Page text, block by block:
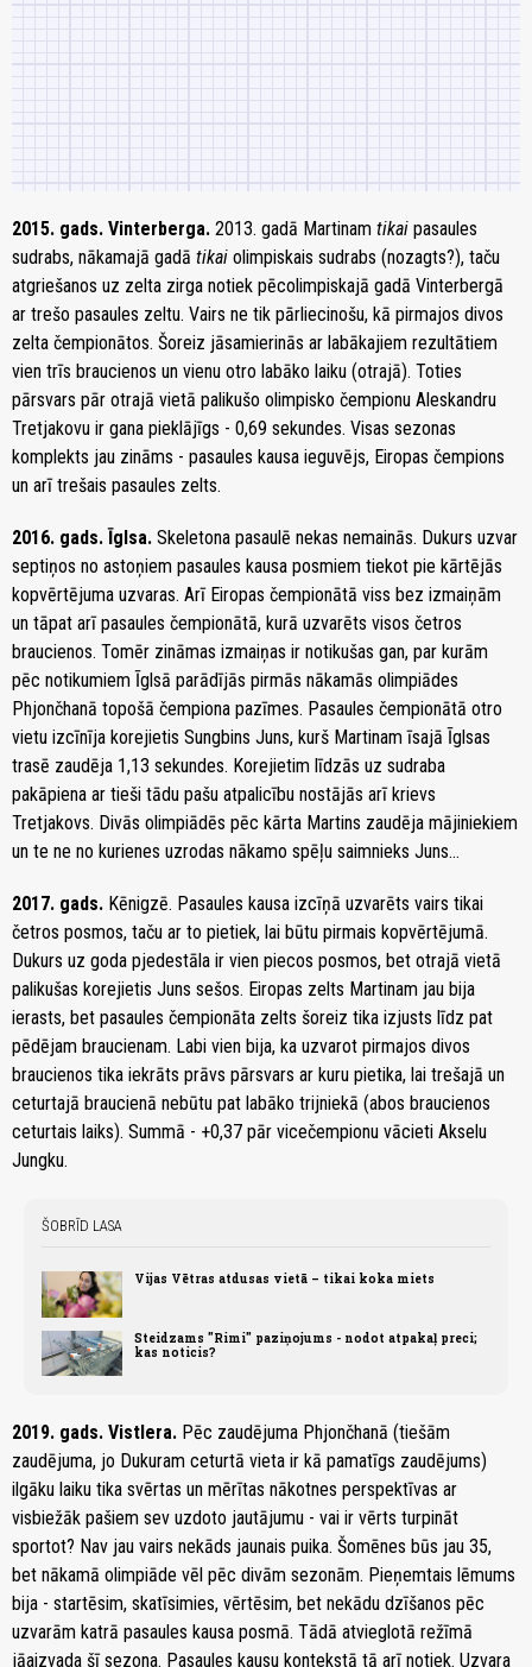
2015. gads. Vinterberga. 2013. gadā Martinam tikai pasaules
sudrabs, nākamajā gadā tikai olimpiskais sudrabs (nozagts?), taču
atgriešanos uz zelta zirga notiek pēcolimpiskajā gadā Vinterbergā
ar trešo pasaules zeltu. Vairs ne tik pārliecinošu, kā pirmajos divos
zelta čempionātos. Šoreiz jāsamierinās ar labākajiem rezultātiem
vien trīs braucienos un vienu otro labāko laiku (otrajā). Toties
pārsvars pār otrajā vietā palikušo olimpisko čempionu Aleskandru
Tretjakovu ir gana pieklājīgs - 0,69 sekundes. Visas sezonas
komplekts jau zināms - pasaules kausa ieguvējs, Eiropas čempions
un arī trešais pasaules zelts.
2016. gads. Īglsa. Skeletona pasaulē nekas nemainās. Dukurs uzvar
septiņos no astoņiem pasaules kausa posmiem tiekot pie kārtējās
kopvērtējuma uzvaras. Arī Eiropas čempionātā viss bez izmaiņām
un tāpat arī pasaules čempionātā, kurā uzvarēts visos četros
braucienos. Tomēr zināmas izmaiņas ir notikušas gan, par kurām
pēc notikumiem Īglsā parādījās pirmās nākamās olimpiādes
Phjončhanā topošā čempiona pazīmes. Pasaules čempionātā otro
vietu izcīnīja korejietis Sungbins Juns, kurš Martinam īsajā Īglsas
trasē zaudēja 1,13 sekundes. Korejietim līdzās uz sudraba
pakāpiena ar tieši tādu pašu atpalicību nostājās arī krievs
Tretjakovs. Divās olimpiādēs pēc kārta Martins zaudēja mājiniekiem
un te ne no kurienes uzrodas nākamo spēļu saimnieks Juns...
2017. gads. Kēnigzē. Pasaules kausa izcīņā uzvarēts vairs tikai
četros posmos, taču ar to pietiek, lai būtu pirmais kopvērtējumā.
Dukurs uz goda pjedestāla ir vien piecos posmos, bet otrajā vietā
palikušas korejietis Juns sešos. Eiropas zelts Martinam jau bija
ierasts, bet pasaules čempionāta zelts šoreiz tika izjusts līdz pat
pēdējam braucienam. Labi vien bija, ka uzvarot pirmajos divos
braucienos tika iekrāts prāvs pārsvars ar kuru pietika, lai trešajā un
ceturtajā braucienā nebūtu pat labāko trijniekā (abos braucienos
ceturtais laiks). Summā - +0,37 pār vicečempionu vācieti Akselu
Jungku.
ŠOBRĪD LASA
Vijas Vētras atdusas vietā – tikai koka miets
Steidzams "Rimi" paziņojums - nodot atpakaļ preci;
kas noticis?
2019. gads. Vistlera. Pēc zaudējuma Phjončhanā (tiešām
zaudējuma, jo Dukuram ceturtā vieta ir kā pamatīgs zaudējums)
ilgāku laiku tika svērtas un mērītas nākotnes perspektīvas ar
visbiežāk pašiem sev uzdoto jautājumu - vai ir vērts turpināt
sportot? Nav jau vairs nekāds jaunais puika. Šomēnes būs jau 35,
bet nākamā olimpiāde vēl pēc divām sezonām. Pieņemtais lēmums
bija - startēsim, skatīsimies, vērtēsim, bet nekādu dzīšanos pēc
uzvarām katrā pasaules kausa posmā. Tādā atvieglotā režīmā
jāaizvada šī sezona. Pasaules kausu kontekstā tā arī notiek. Uzvara